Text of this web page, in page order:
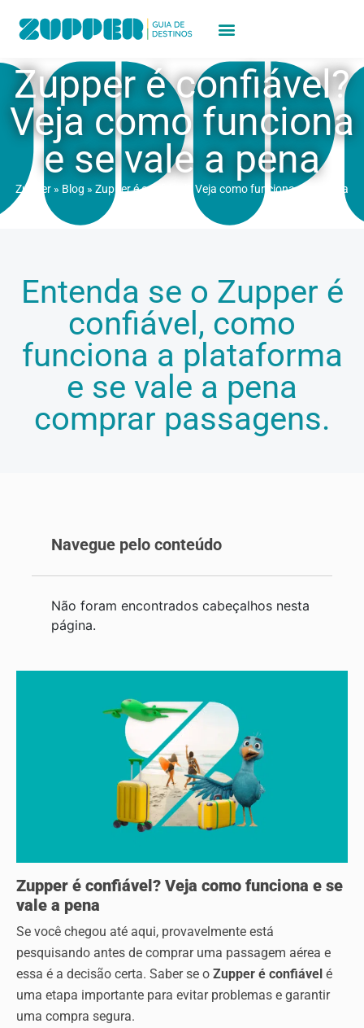
Zupper é confiável?
Veja como funciona
e se vale a pena
Zupper » Blog » Zupper é confiável? Veja como funciona e se vale a
Entenda se o Zupper é
confiável, como
funciona a plataforma
e se vale a pena
comprar passagens.
Navegue pelo conteúdo
Não foram encontrados cabeçalhos nesta
página.
Zupper é confiável? Veja como funciona e se
vale a pena
Se você chegou até aqui, provavelmente está
pesquisando antes de comprar uma passagem aérea e
essa é a decisão certa. Saber se o Zupper é confiável é
uma etapa importante para evitar problemas e garantir
uma compra segura.